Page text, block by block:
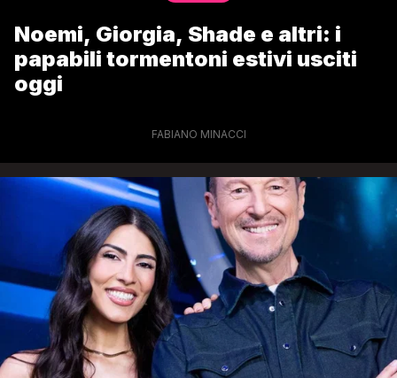
Noemi, Giorgia, Shade e altri: i
papabili tormentoni estivi usciti
oggi
FABIANO MINACCI